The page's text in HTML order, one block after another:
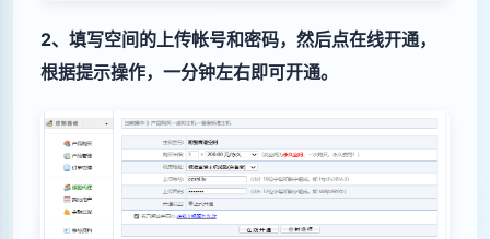
2、填写空间的上传帐号和密码，然后点在线开通，
根据提示操作，一分钟左右即可开通。